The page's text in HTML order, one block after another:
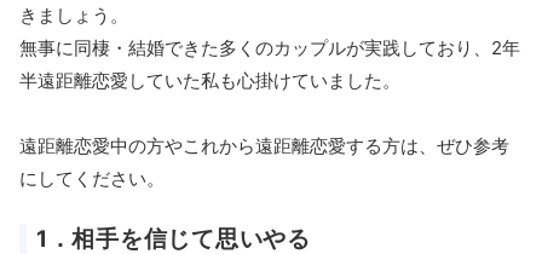
きましょう。
無事に同棲・結婚できた多くのカップルが実践しており、2年
半遠距離恋愛していた私も心掛けていました。
遠距離恋愛中の方やこれから遠距離恋愛する方は、ぜひ参考
にしてください。
1．相手を信じて思いやる